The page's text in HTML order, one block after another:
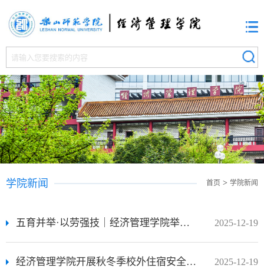
首页 > 学院新闻
学院新闻
五育并举·以劳强技｜经济管理学院举办一封信活动——乐山师范学院经济管理学院2025年一封信活动圆满落幕 2025-12-19
经济管理学院开展秋冬季校外住宿安全走访工作 2025-12-19